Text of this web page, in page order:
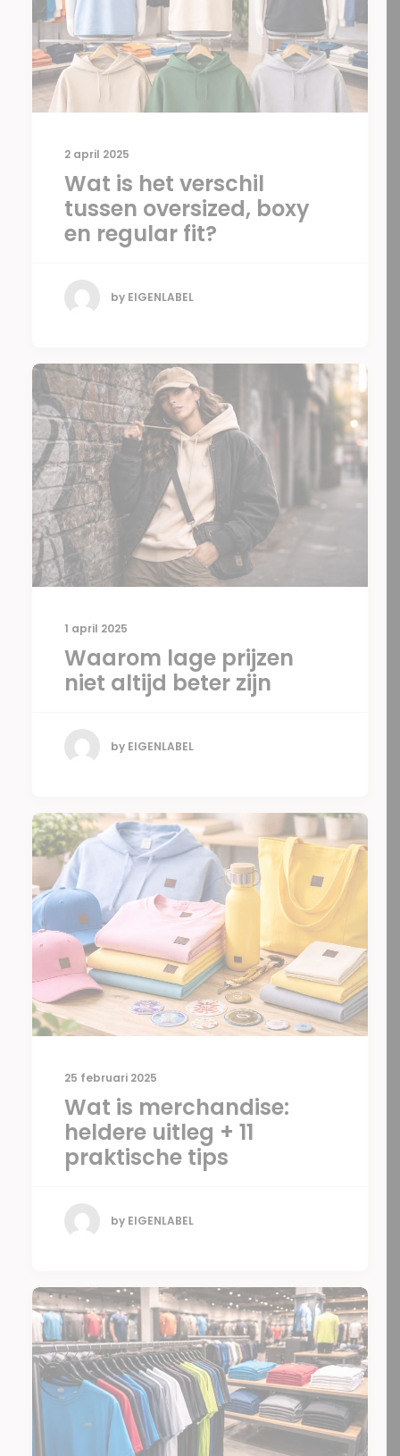
2 april 2025
Wat is het verschil
tussen oversized, boxy
en regular fit?
by EIGENLABEL
1 april 2025
Waarom lage prijzen
niet altijd beter zijn
by EIGENLABEL
25 februari 2025
Wat is merchandise:
heldere uitleg + 11
praktische tips
by EIGENLABEL